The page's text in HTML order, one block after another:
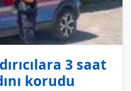
3 saat
korudu